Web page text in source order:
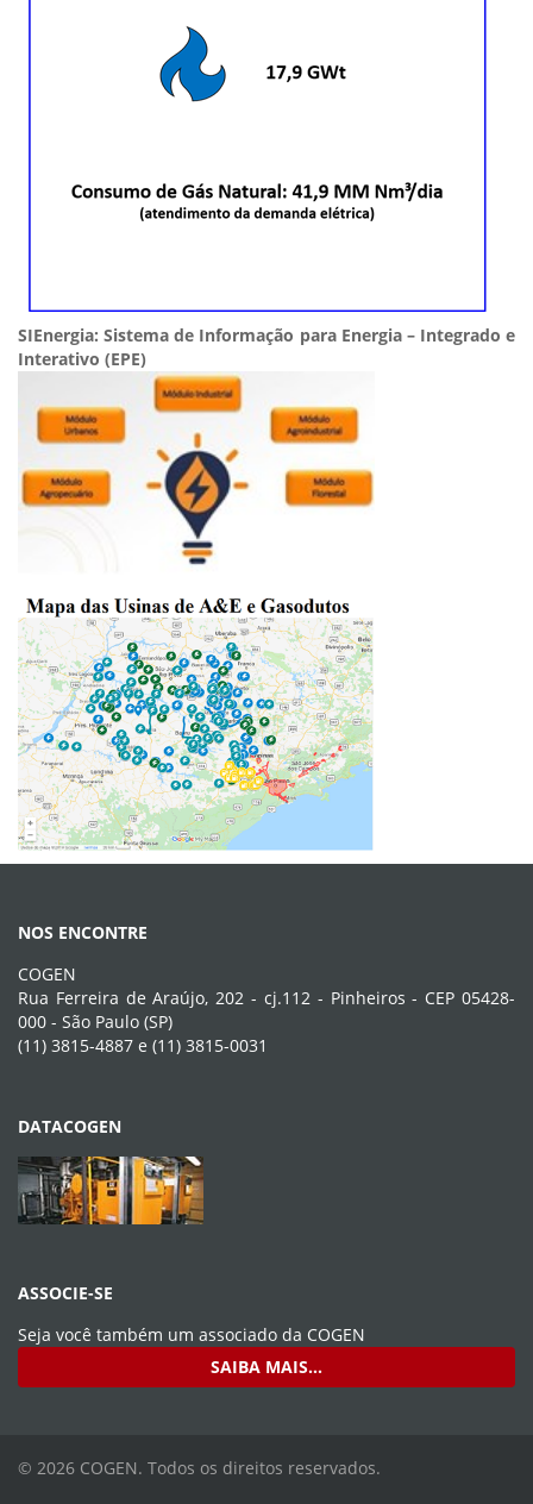
SIEnergia: Sistema de Informação para Energia – Integrado e
Interativo (EPE)​
NOS ENCONTRE
COGEN
Rua Ferreira de Araújo, 202 - cj.112 - Pinheiros - CEP 05428-
000 - São Paulo (SP)
(11) 3815-4887 e (11) 3815-0031
DATACOGEN
ASSOCIE-SE
Seja você também um associado da COGEN
SAIBA MAIS...
© 2026 COGEN. Todos os direitos reservados.